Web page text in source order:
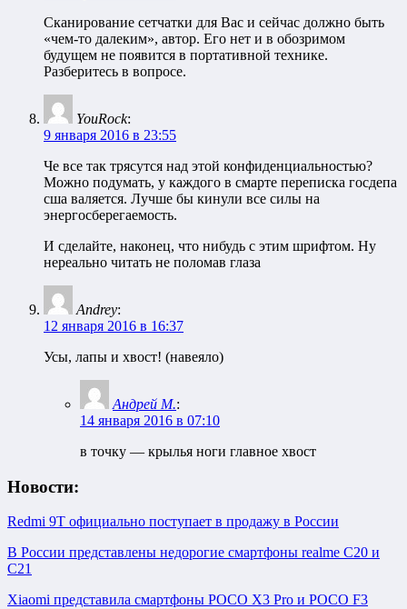
Сканирование сетчатки для Вас и сейчас должно быть
«чем-то далеким», автор. Его нет и в обозримом
будущем не появится в портативной технике.
Разберитесь в вопросе.
YouRock:
9 января 2016 в 23:55
Че все так трясутся над этой конфиденциальностью?
Можно подумать, у каждого в смарте переписка госдепа
сша валяется. Лучше бы кинули все силы на
энергосберегаемость.
И сделайте, наконец, что нибудь с этим шрифтом. Ну
нереально читать не поломав глаза
Andrey:
12 января 2016 в 16:37
Усы, лапы и хвост! (навеяло)
Андрей М.:
14 января 2016 в 07:10
в точку — крылья ноги главное хвост
Новости:
Redmi 9T официально поступает в продажу в России
В России представлены недорогие смартфоны realme C20 и
C21
Xiaomi представила смартфоны POCO X3 Pro и POCO F3